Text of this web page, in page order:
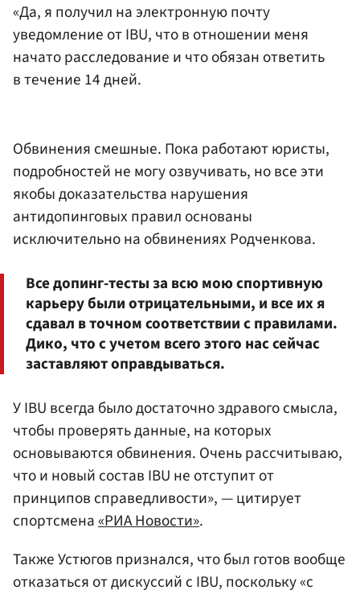
«Да, я получил на электронную почту
уведомление от IBU, что в отношении меня
начато расследование и что обязан ответить
в течение 14 дней.
Обвинения смешные. Пока работают юристы,
подробностей не могу озвучивать, но все эти
якобы доказательства нарушения
антидопинговых правил основаны
исключительно на обвинениях Родченкова.
Все допинг-тесты за всю мою спортивную
карьеру были отрицательными, и все их я
сдавал в точном соответствии с правилами.
Дико, что с учетом всего этого нас сейчас
заставляют оправдываться.
У IBU всегда было достаточно здравого смысла,
чтобы проверять данные, на которых
основываются обвинения. Очень рассчитываю,
что и новый состав IBU не отступит от
принципов справедливости», — цитирует
спортсмена«РИА Новости».
Также Устюгов признался, что был готов вообще
отказаться от дискуссий с IBU, поскольку «с